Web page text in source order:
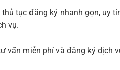
thủ tục đăng ký nhanh gọn, uy
vụ.
vấn miễn phí và đăng ký dịch